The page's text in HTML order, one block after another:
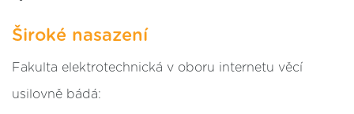
Široké nasazení
Fakulta elektrotechnická v oboru internetu věcí
usilovně bádá: